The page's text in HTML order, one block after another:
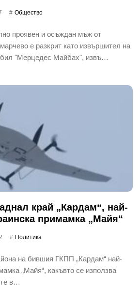
Общество
проявен и осъждан мъж от
е разкрит като извършител на
"Мерцедес Майбах", извъ…
край „Кардам“, най-
примамка „Майя“
Политика
на бившия ГКПП „Кардам“ най-
„Майя“, какъвто се използва
в…